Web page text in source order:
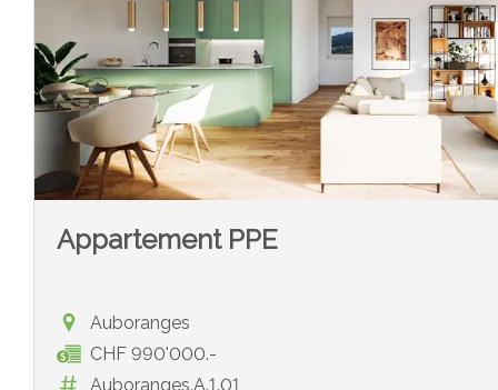
Appartement PPE
Auboranges
CHF 990'000.-
Auboranges.A.1.01